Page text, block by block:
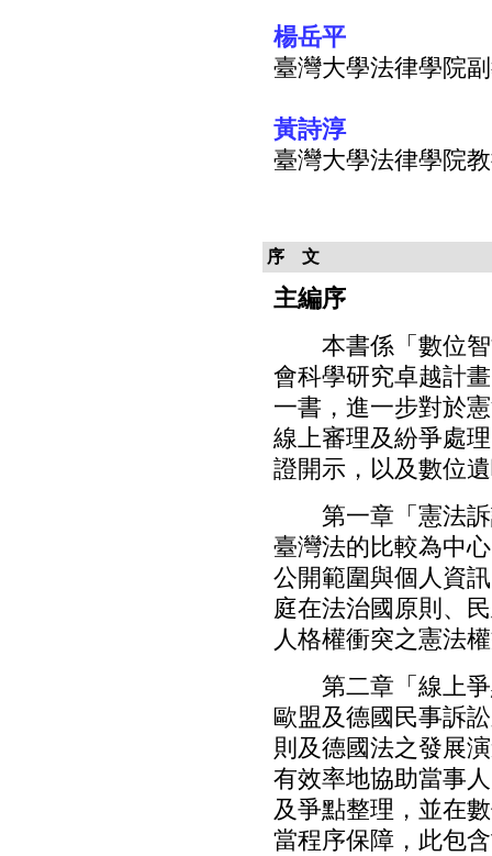
楊岳平
臺灣大學法律學院
黃詩淳
臺灣大學法律學院
序 文
主編序
本書係「數位智
會科學研究卓越計
一書，進一步對於
線上審理及紛爭處
證開示，以及數位
第一章「憲法訴
臺灣法的比較為中
公開範圍與個人資
庭在法治國原則、
人格權衝突之憲法
第二章「線上爭
歐盟及德國民事訴
則及德國法之發展
有效率地協助當事
及爭點整理，並在
當程序保障，此包